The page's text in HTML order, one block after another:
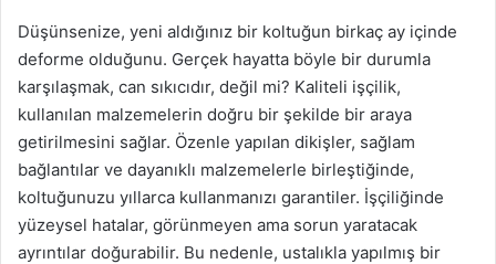
Düşünsenize, yeni aldığınız bir koltuğun birkaç ay içinde
deforme olduğunu. Gerçek hayatta böyle bir durumla
karşılaşmak, can sıkıcıdır, değil mi? Kaliteli işçilik,
kullanılan malzemelerin doğru bir şekilde bir araya
getirilmesini sağlar. Özenle yapılan dikişler, sağlam
bağlantılar ve dayanıklı malzemelerle birleştiğinde,
koltuğunuzu yıllarca kullanmanızı garantiler. İşçiliğinde
yüzeysel hatalar, görünmeyen ama sorun yaratacak
ayrıntılar doğurabilir. Bu nedenle, ustalıkla yapılmış bir